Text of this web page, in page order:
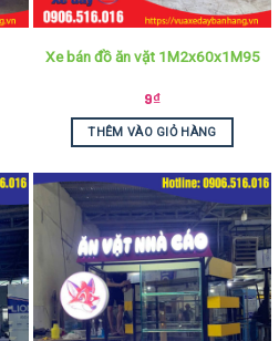
Xe bán đồ ăn vặt 1M2x60x1M95
9₫
THÊM VÀO GIỎ HÀNG